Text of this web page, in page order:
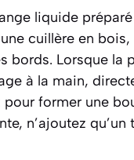
liquide
cuillère en
bords. Lorsque
à la main,
former une
n’ajoutez